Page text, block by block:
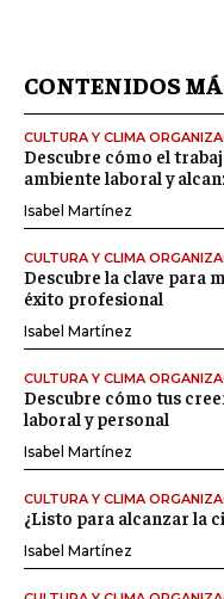
CONTENIDOS
CULTURA Y CLIMA
Descubre cómo el
ambiente laboral y
Isabel Martínez
CULTURA Y CLIMA
Descubre la clave para
éxito profesional
Isabel Martínez
CULTURA Y CLIMA
Descubre cómo tus
laboral y personal
Isabel Martínez
CULTURA Y CLIMA
¿Listo para alcanzar la
Isabel Martínez